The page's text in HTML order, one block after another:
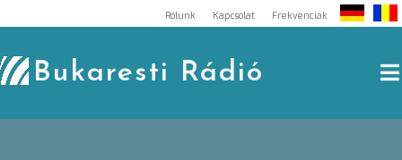
to
content
Rólunk Kapcsolat Frekvenciák
Bukaresti Rádió